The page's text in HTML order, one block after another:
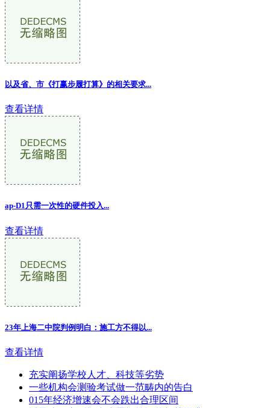
以及省、市《打赢步履打算》的相关要求...
查看详情
ap-D1只需一次性的硬件投入...
查看详情
23年上海二中院判例明白：施工方不得以...
查看详情
充实阐扬学校人才、科技等劣势
一些机构会测验考试做一范畴内的告白
015年经济增速会不会跌出合理区间